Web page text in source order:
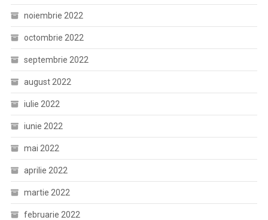
noiembrie 2022
octombrie 2022
septembrie 2022
august 2022
iulie 2022
iunie 2022
mai 2022
aprilie 2022
martie 2022
februarie 2022